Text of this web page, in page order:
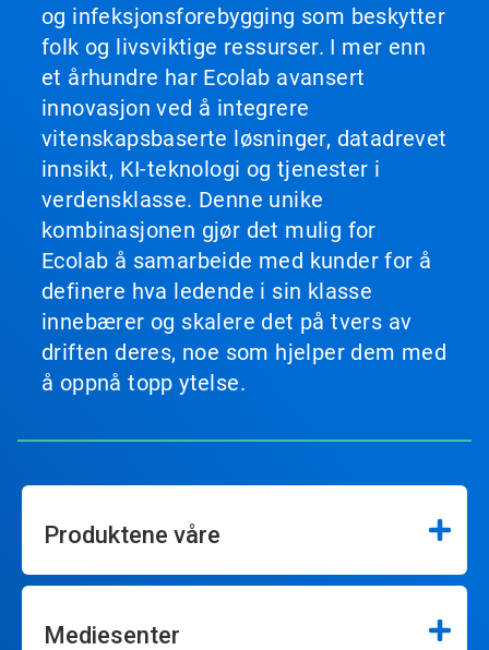
og infeksjonsforebygging som beskytter
folk og livsviktige ressurser. I mer enn
et århundre har Ecolab avansert
innovasjon ved å integrere
vitenskapsbaserte løsninger, datadrevet
innsikt, KI-teknologi og tjenester i
verdensklasse. Denne unike
kombinasjonen gjør det mulig for
Ecolab å samarbeide med kunder for å
definere hva ledende i sin klasse
innebærer og skalere det på tvers av
driften deres, noe som hjelper dem med
å oppnå topp ytelse.
Produktene våre
Mediesenter